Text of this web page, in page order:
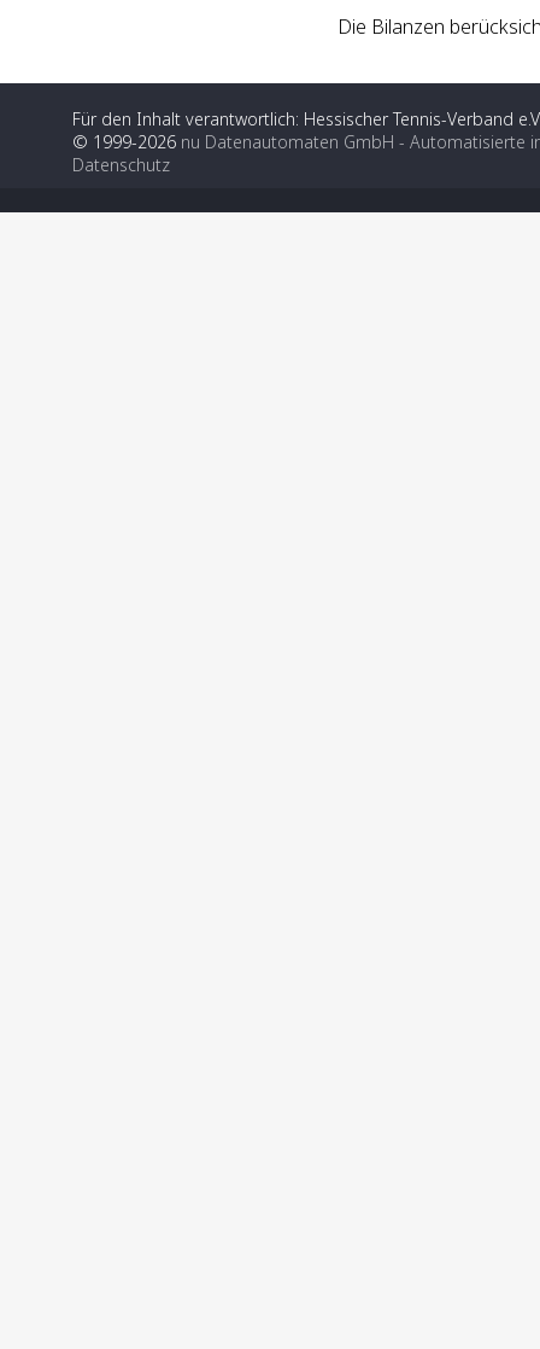
Die Bilanzen
Für den Inhalt verantwortlich: Hessischer Tennis-Verband
© 1999-2026 nu Datenautomaten GmbH - Automatisierte
Datenschutz